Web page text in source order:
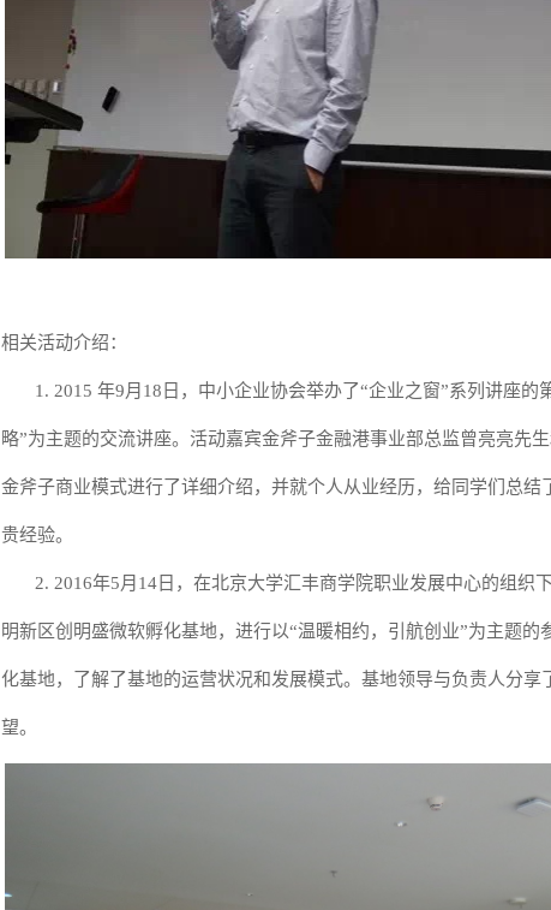
相关活动介绍：
1. 2015 年9月18日，中小企业协会举办了“企业之窗”系列讲座的
略”为主题的交流讲座。活动嘉宾金斧子金融港事业部总监曾亮亮先
金斧子商业模式进行了详细介绍，并就个人从业经历，给同学们总结
贵经验。
2. 2016年5月14日，在北京大学汇丰商学院职业发展中心的组织
明新区创明盛微软孵化基地，进行以“温暖相约，引航创业”为主题的
化基地，了解了基地的运营状况和发展模式。基地领导与负责人分享
望。